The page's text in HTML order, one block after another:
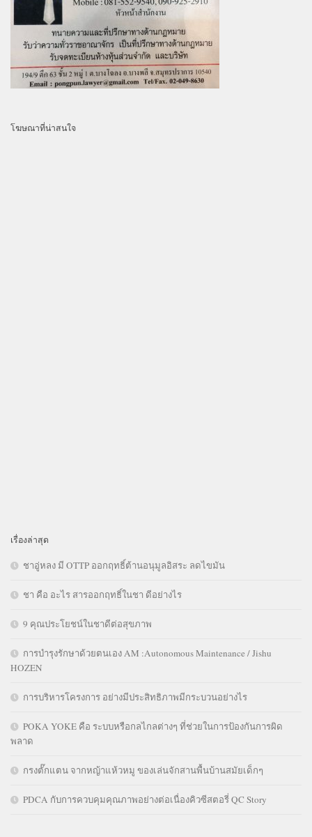
โฆษณาที่น่าสนใจ
เรื่องล่าสุด
ชาอู่หลง มี OTTP ออกฤทธิ์ต้านอนุมูลอิสระ ลดไขมัน
ชา คือ อะไร สารออกฤทธิ์ในชา ดีอย่างไร
9 คุณประโยชน์ในชาดีต่อสุขภาพ
การบำรุงรักษาด้วยตนเอง AM :Autonomous Maintenance / Jishu
HOZEN
การบริหารโครงการ อย่างมีประสิทธิภาพมีกระบวนอย่างไร
POKA YOKE คือ ระบบหรือกลไกลต่างๆ ที่ช่วยในการป้องกันการผิด
พลาด
กรงตั๊กแตน จากหญ้าแห้วหมู ของเล่นจักสานพื้นบ้านสมัยเด็กๆ
PDCA กับการควบคุมคุณภาพอย่างต่อเนื่องคิวซีสตอรี่ QC Story